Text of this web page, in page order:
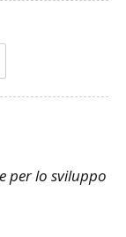
per lo sviluppo